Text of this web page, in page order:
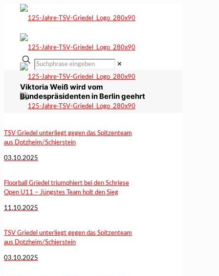
✕
Viktoria Weiß wird vom
Bundespräsidenten in Berlin geehrt
TSV Griedel unterliegt gegen das Spitzenteam
aus Dotzheim/Schierstein
03.10.2025
Floorball Griedel triumphiert bei den Schriese
Open U11 – Jüngstes Team holt den Sieg
11.10.2025
TSV Griedel unterliegt gegen das Spitzenteam
aus Dotzheim/Schierstein
03.10.2025